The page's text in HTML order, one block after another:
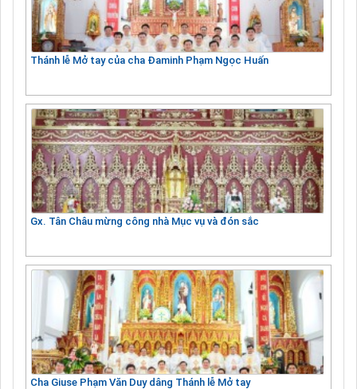
Thánh lễ Mở tay của cha Đaminh Phạm Ngọc Huấn
Gx. Tân Châu mừng công nhà Mục vụ và đón sắc
Cha Giuse Phạm Văn Duy dâng Thánh lễ Mở tay